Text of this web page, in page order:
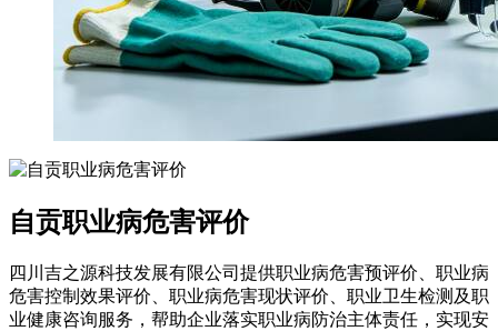
自贡职业病危害评价
四川吉之源科技发展有限公司提供职业病危害预评价、职业病
危害控制效果评价、职业病危害现状评价、职业卫生检测及职
业健康咨询服务，帮助企业落实职业病防治主体责任，实现安